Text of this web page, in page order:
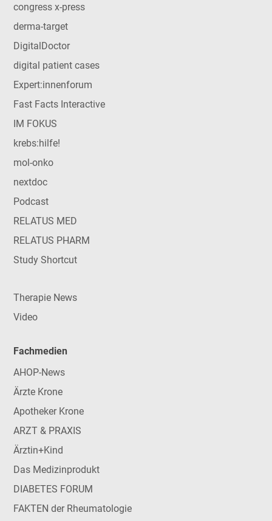
congress x-press
derma-target
DigitalDoctor
digital patient cases
Expert:innenforum
Fast Facts Interactive
IM FOKUS
krebs:hilfe!
mol-onko
nextdoc
Podcast
RELATUS MED
RELATUS PHARM
Study Shortcut
Therapie News
Video
Fachmedien
AHOP-News
Ärzte Krone
Apotheker Krone
ARZT & PRAXIS
Ärztin+Kind
Das Medizinprodukt
DIABETES FORUM
FAKTEN der Rheumatologie